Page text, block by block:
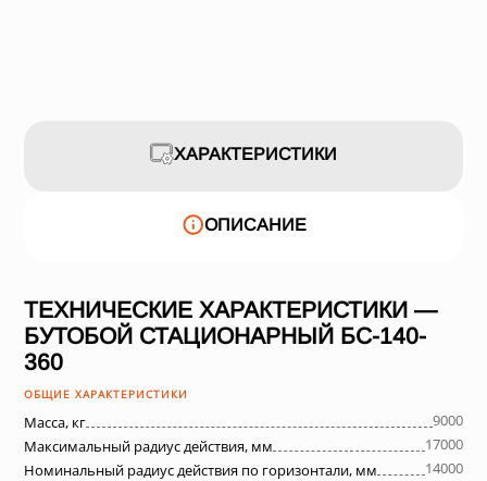
ХАРАКТЕРИСТИКИ
ОПИСАНИЕ
ТЕХНИЧЕСКИЕ ХАРАКТЕРИСТИКИ —
БУТОБОЙ СТАЦИОНАРНЫЙ БС-140-
360
ОБЩИЕ ХАРАКТЕРИСТИКИ
Масса, кг
9000
Максимальный радиус действия, мм
17000
Номинальный радиус действия по горизонтали, мм
14000